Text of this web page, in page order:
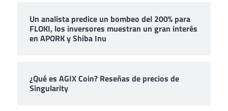
Un analista predice un bombeo del 200% para
FLOKI, los inversores muestran un gran interés
en APORK y Shiba Inu
¿Qué es AGIX Coin? Reseñas de precios de
Singularity